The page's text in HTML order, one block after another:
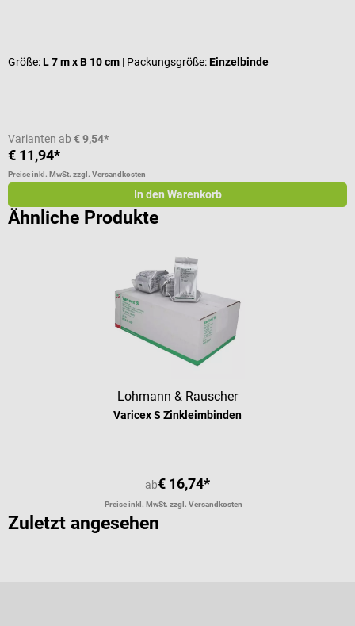
Größe:L 7 m x B 10 cm | Packungsgröße:Einzelbinde
Varianten ab € 9,54*
€ 11,94*
Preise inkl. MwSt. zzgl. Versandkosten
In den Warenkorb
Ähnliche Produkte
Lohmann & Rauscher
Varicex S Zinkleimbinden
ab€ 16,74*
Preise inkl. MwSt. zzgl. Versandkosten
Zuletzt angesehen